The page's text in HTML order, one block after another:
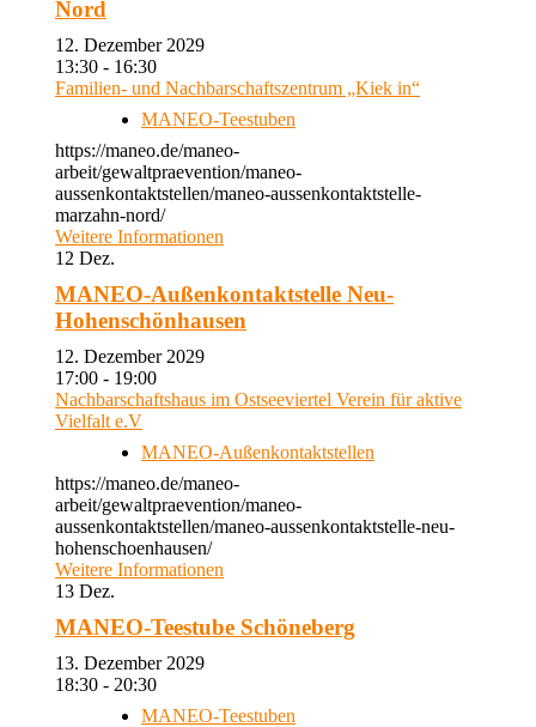
Nord
12. Dezember 2029
13:30 - 16:30
Familien- und Nachbarschaftszentrum „Kiek in“
MANEO-Teestuben
https://maneo.de/maneo-
arbeit/gewaltpraevention/maneo-
aussenkontaktstellen/maneo-aussenkontaktstelle-
marzahn-nord/
Weitere Informationen
12 Dez.
MANEO-Außenkontaktstelle Neu-
Hohenschönhausen
12. Dezember 2029
17:00 - 19:00
Nachbarschaftshaus im Ostseeviertel Verein für aktive
Vielfalt e.V
MANEO-Außenkontaktstellen
https://maneo.de/maneo-
arbeit/gewaltpraevention/maneo-
aussenkontaktstellen/maneo-aussenkontaktstelle-neu-
hohenschoenhausen/
Weitere Informationen
13 Dez.
MANEO-Teestube Schöneberg
13. Dezember 2029
18:30 - 20:30
MANEO-Teestuben